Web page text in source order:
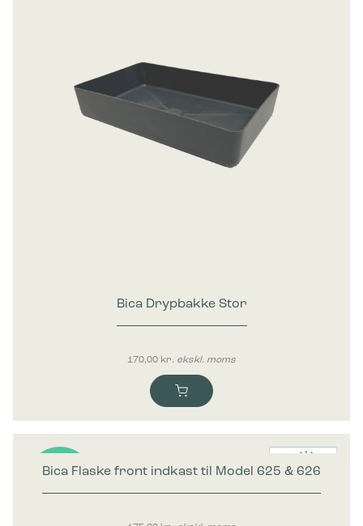
Bica Drypbakke Stor
170,00 ekskl. moms
Bica Flaske front indkast til Model 625 & 626